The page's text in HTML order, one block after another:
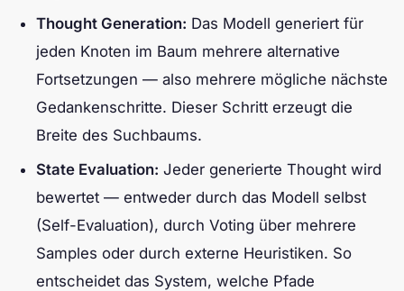
Thought Generation: Das Modell generiert für
jeden Knoten im Baum mehrere alternative
Fortsetzungen — also mehrere mögliche nächste
Gedankenschritte. Dieser Schritt erzeugt die
Breite des Suchbaums.
State Evaluation: Jeder generierte Thought wird
bewertet — entweder durch das Modell selbst
(Self-Evaluation), durch Voting über mehrere
Samples oder durch externe Heuristiken. So
entscheidet das System, welche Pfade